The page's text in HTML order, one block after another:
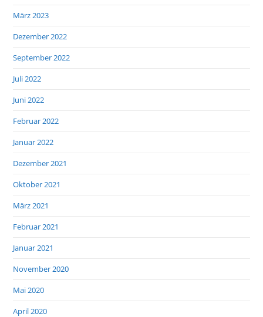
März 2023
Dezember 2022
September 2022
Juli 2022
Juni 2022
Februar 2022
Januar 2022
Dezember 2021
Oktober 2021
März 2021
Februar 2021
Januar 2021
November 2020
Mai 2020
April 2020